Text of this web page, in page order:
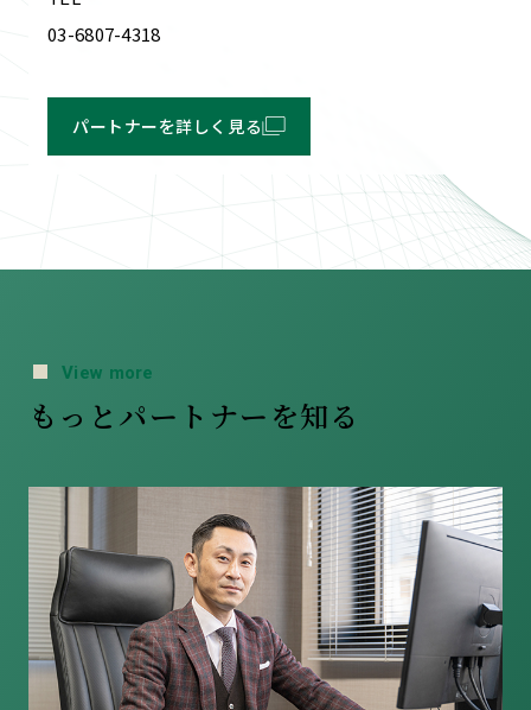
03-6807-4318
パートナーを詳しく見る
View more
もっとパートナーを知る